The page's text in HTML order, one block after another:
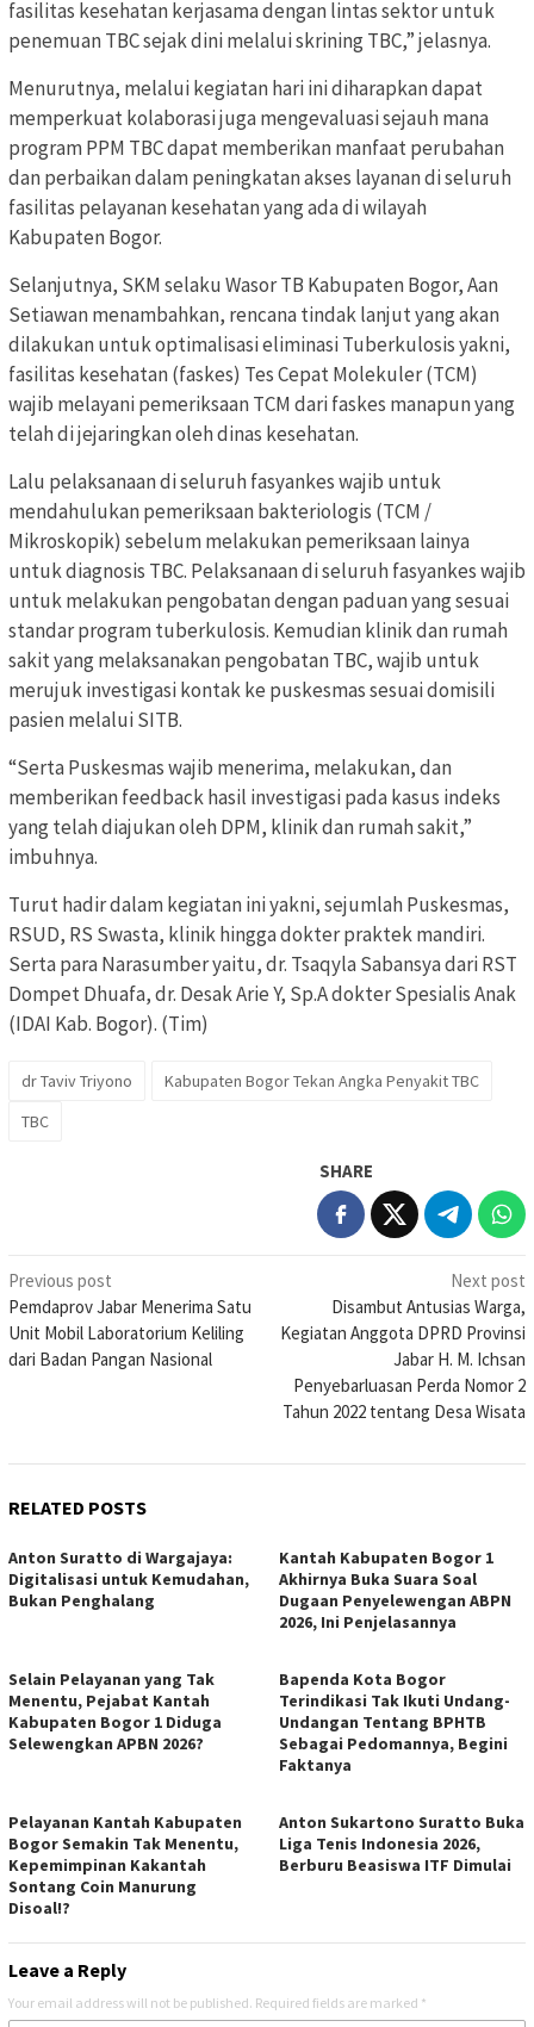
fasilitas kesehatan kerjasama dengan lintas sektor untuk
penemuan TBC sejak dini melalui skrining TBC,” jelasnya.
Menurutnya, melalui kegiatan hari ini diharapkan dapat
memperkuat kolaborasi juga mengevaluasi sejauh mana
program PPM TBC dapat memberikan manfaat perubahan
dan perbaikan dalam peningkatan akses layanan di seluruh
fasilitas pelayanan kesehatan yang ada di wilayah
Kabupaten Bogor.
Selanjutnya, SKM selaku Wasor TB Kabupaten Bogor, Aan
Setiawan menambahkan, rencana tindak lanjut yang akan
dilakukan untuk optimalisasi eliminasi Tuberkulosis yakni,
fasilitas kesehatan (faskes) Tes Cepat Molekuler (TCM)
wajib melayani pemeriksaan TCM dari faskes manapun yang
telah di jejaringkan oleh dinas kesehatan.
Lalu pelaksanaan di seluruh fasyankes wajib untuk
mendahulukan pemeriksaan bakteriologis (TCM /
Mikroskopik) sebelum melakukan pemeriksaan lainya
untuk diagnosis TBC. Pelaksanaan di seluruh fasyankes wajib
untuk melakukan pengobatan dengan paduan yang sesuai
standar program tuberkulosis. Kemudian klinik dan rumah
sakit yang melaksanakan pengobatan TBC, wajib untuk
merujuk investigasi kontak ke puskesmas sesuai domisili
pasien melalui SITB.
“Serta Puskesmas wajib menerima, melakukan, dan
memberikan feedback hasil investigasi pada kasus indeks
yang telah diajukan oleh DPM, klinik dan rumah sakit,”
imbuhnya.
Turut hadir dalam kegiatan ini yakni, sejumlah Puskesmas,
RSUD, RS Swasta, klinik hingga dokter praktek mandiri.
Serta para Narasumber yaitu, dr. Tsaqyla Sabansya dari RST
Dompet Dhuafa, dr. Desak Arie Y, Sp.A dokter Spesialis Anak
(IDAI Kab. Bogor). (Tim)
dr Taviv Triyono
Kabupaten Bogor Tekan Angka Penyakit TBC
TBC
SHARE
Post
navigation
Previous post
Pemdaprov Jabar Menerima Satu
Unit Mobil Laboratorium Keliling
dari Badan Pangan Nasional
Next post
Disambut Antusias Warga,
Kegiatan Anggota DPRD Provinsi
Jabar H. M. Ichsan
Penyebarluasan Perda Nomor 2
Tahun 2022 tentang Desa Wisata
RELATED POSTS
Anton Suratto di Wargajaya:
Digitalisasi untuk Kemudahan,
Bukan Penghalang
Kantah Kabupaten Bogor 1
Akhirnya Buka Suara Soal
Dugaan Penyelewengan ABPN
2026, Ini Penjelasannya
Selain Pelayanan yang Tak
Menentu, Pejabat Kantah
Kabupaten Bogor 1 Diduga
Selewengkan APBN 2026?
Bapenda Kota Bogor
Terindikasi Tak Ikuti Undang-
Undangan Tentang BPHTB
Sebagai Pedomannya, Begini
Faktanya
Pelayanan Kantah Kabupaten
Bogor Semakin Tak Menentu,
Kepemimpinan Kakantah
Sontang Coin Manurung
Disoal!?
Anton Sukartono Suratto Buka
Liga Tenis Indonesia 2026,
Berburu Beasiswa ITF Dimulai
Leave a Reply
Your email address will not be published. Required fields are marked *